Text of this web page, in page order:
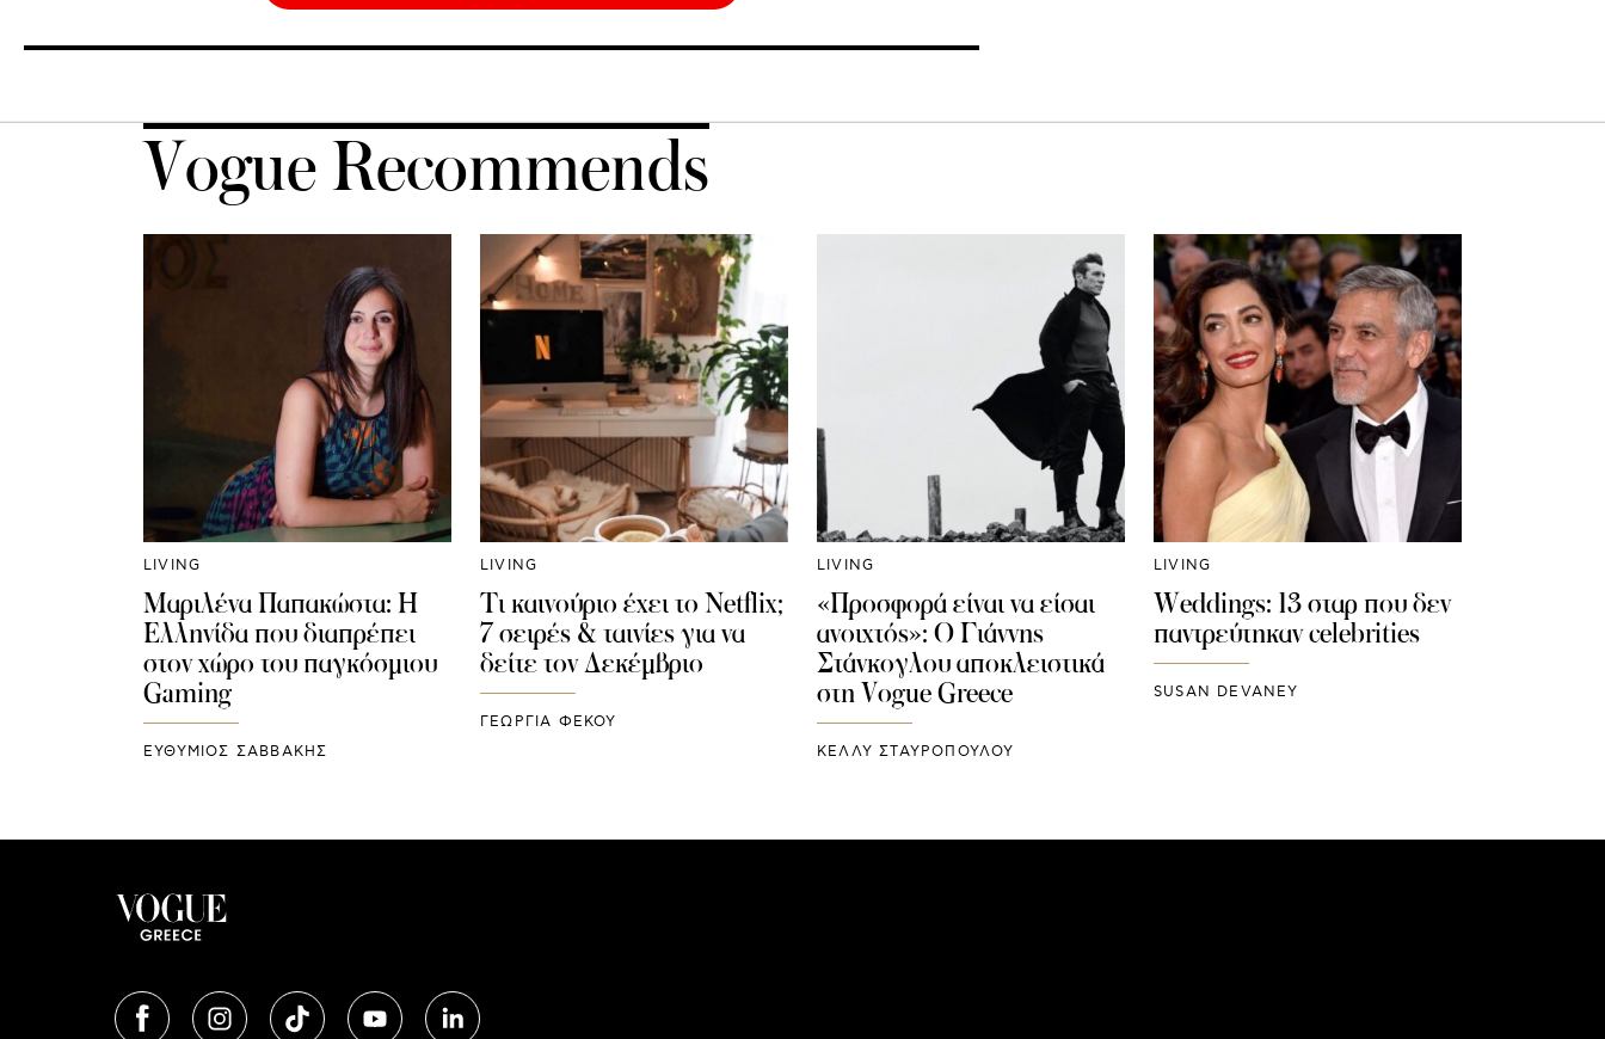
Vogue Recommends
LIVING
Μαριλένα Παπακώστα: H
Ελληνίδα που διαπρέπει
στον χώρο του παγκόσμιου
Gaming
ΕΥΘΥΜΙΟΣ ΣΑΒΒΑΚΗΣ
LIVING
Τι καινούριο έχει το Netflix;
7 σειρές & ταινίες για να
δείτε τον Δεκέμβριο
ΓΕΩΡΓΙΑ ΦΕΚΟΥ
LIVING
«Προσφορά είναι να είσαι
ανοιχτός»: Ο Γιάννης
Στάνκογλου αποκλειστικά
στη Vogue Greece
ΚΕΛΛΥ ΣΤΑΥΡΟΠΟΥΛΟΥ
LIVING
Weddings: 13 σταρ που δεν
παντρεύτηκαν celebrities
SUSAN DEVANEY